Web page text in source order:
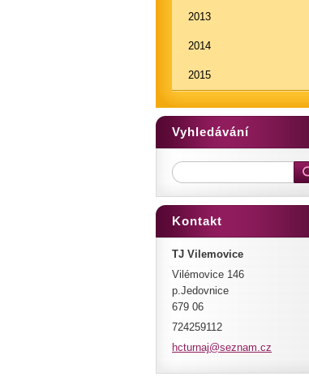
2013
2014
2015
Vyhledávání
Kontakt
TJ Vilemovice
Vilémovice 146
p.Jedovnice
679 06
724259112
hcturnaj@seznam.cz